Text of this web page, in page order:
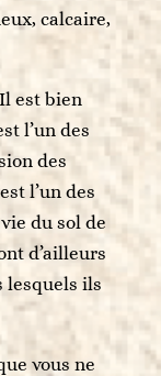
calcaire,
est bien
l’un des
des
l’un des
du sol de
d’ailleurs
lesquels ils
vous ne